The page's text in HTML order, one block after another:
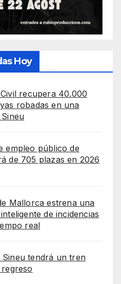
Hoy
recupera 40.000
robadas en una
empleo público de
de 705 plazas en 2026
Mallorca estrena una
de incidencias
real
Sineu tendrá un tren